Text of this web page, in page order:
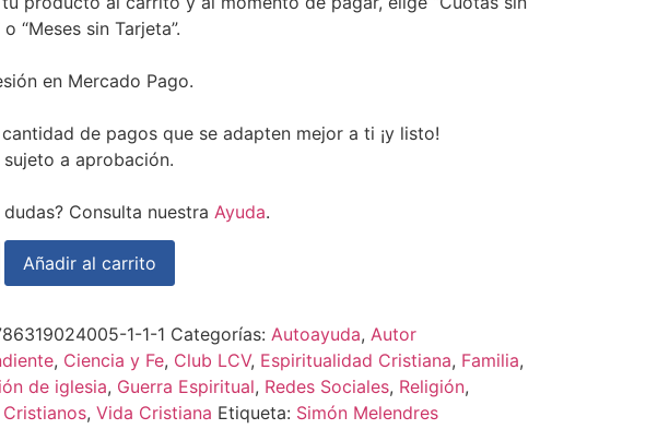
“Meses sin Tarjeta”.
en Mercado Pago.
de pagos que se adapten mejor a ti ¡y listo!
a aprobación.
dudas? Consulta nuestra Ayuda.
Añadir al carrito
1-1-1 Categorías: Autoayuda, Autor
, Ciencia y Fe, Club LCV, Espiritualidad Cristiana, Familia,
de iglesia, Guerra Espiritual, Redes Sociales, Religión,
, Vida Cristiana Etiqueta: Simón Melendres